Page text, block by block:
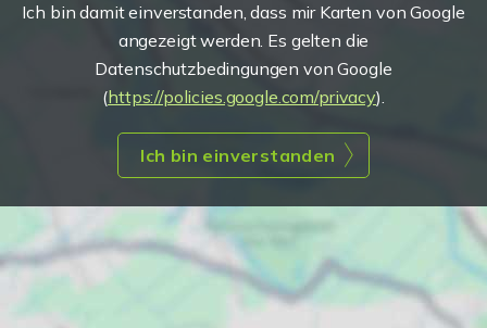
Ich bin damit einverstanden, dass mir Karten von Google
angezeigt werden. Es gelten die
Datenschutzbedingungen von Google
(https://policies.google.com/privacy).
Ich bin einverstanden